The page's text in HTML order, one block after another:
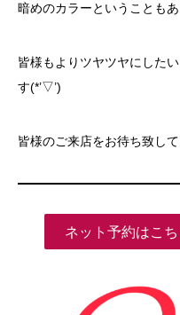
暗めのカラーということも
皆様もよりツヤツヤにした
す(*’▽’)
皆様のご来店をお待ち致し
ネット予約はこち